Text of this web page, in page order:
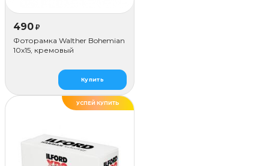
490 ₽
Фоторамка Walther Bohemian
10x15, кремовый
Купить
УСПЕЙ КУПИТЬ